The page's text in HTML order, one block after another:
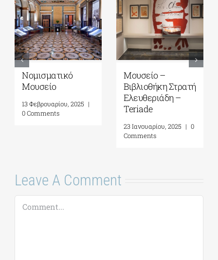
Νομισματικό
Μουσείο
13 Φεβρουαρίου, 2025 |
0 Comments
Μουσείο –
Βιβλιοθήκη Στρατή
Ελευθεριάδη –
Teriade
23 Ιανουαρίου, 2025 | 0
Comments
Leave A Comment
Comment